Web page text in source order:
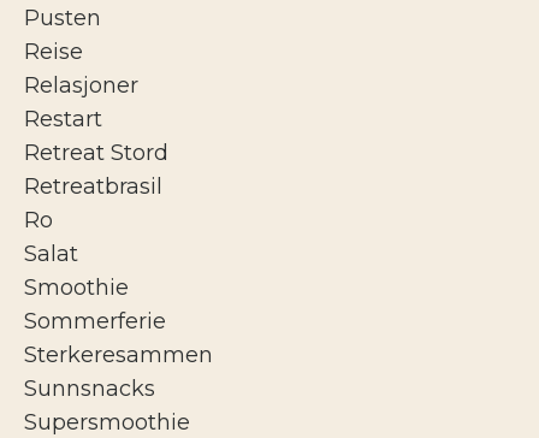
Pusten
Reise
Relasjoner
Restart
Retreat Stord
Retreatbrasil
Ro
Salat
Smoothie
Sommerferie
Sterkeresammen
Sunnsnacks
Supersmoothie